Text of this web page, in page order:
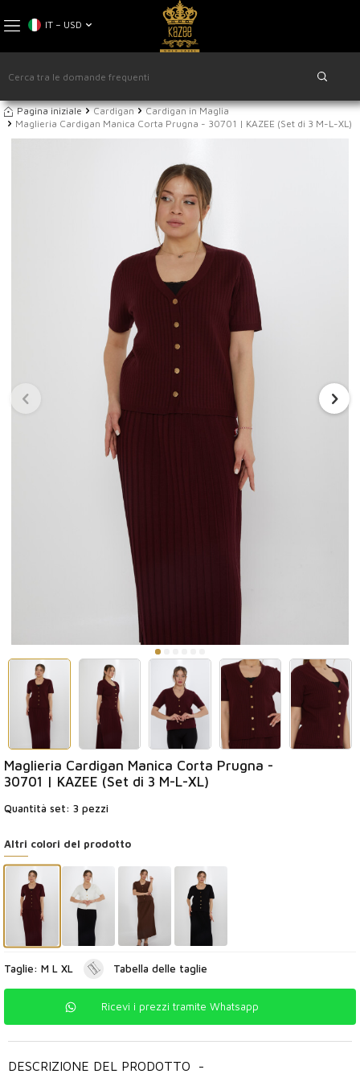
IT − USD
Pagina iniziale Cardigan
Cardigan in Maglia
Maglieria Cardigan Manica Corta Prugna - 30701 | KAZEE (Set di 3 M-L-XL)
Maglieria Cardigan Manica Corta Prugna -
30701 | KAZEE (Set di 3 M-L-XL)
Quantità set: 3 pezzi
Altri colori del prodotto
Taglie: M L XL Tabella delle taglie
Ricevi i prezzi tramite Whatsapp
DESCRIZIONE DEL PRODOTTO -